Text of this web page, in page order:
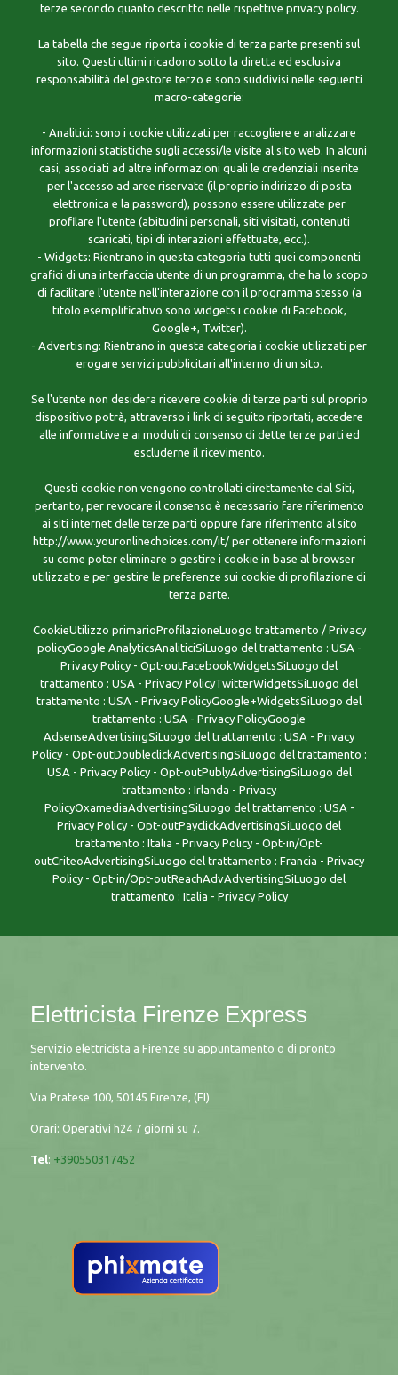
terze secondo quanto descritto nelle rispettive privacy policy.
La tabella che segue riporta i cookie di terza parte presenti sul
sito. Questi ultimi ricadono sotto la diretta ed esclusiva
responsabilità del gestore terzo e sono suddivisi nelle seguenti
macro-categorie:
- Analitici: sono i cookie utilizzati per raccogliere e analizzare
informazioni statistiche sugli accessi/le visite al sito web. In alcuni
casi, associati ad altre informazioni quali le credenziali inserite
per l'accesso ad aree riservate (il proprio indirizzo di posta
elettronica e la password), possono essere utilizzate per
profilare l'utente (abitudini personali, siti visitati, contenuti
scaricati, tipi di interazioni effettuate, ecc.).
- Widgets: Rientrano in questa categoria tutti quei componenti
grafici di una interfaccia utente di un programma, che ha lo scopo
di facilitare l'utente nell'interazione con il programma stesso (a
titolo esemplificativo sono widgets i cookie di Facebook,
Google+, Twitter).
- Advertising: Rientrano in questa categoria i cookie utilizzati per
erogare servizi pubblicitari all'interno di un sito.
Se l'utente non desidera ricevere cookie di terze parti sul proprio
dispositivo potrà, attraverso i link di seguito riportati, accedere
alle informative e ai moduli di consenso di dette terze parti ed
escluderne il ricevimento.
Questi cookie non vengono controllati direttamente dal Siti,
pertanto, per revocare il consenso è necessario fare riferimento
ai siti internet delle terze parti oppure fare riferimento al sito
http://www.youronlinechoices.com/it/ per ottenere informazioni
su come poter eliminare o gestire i cookie in base al browser
utilizzato e per gestire le preferenze sui cookie di profilazione di
terza parte.
CookieUtilizzo primarioProfilazioneLuogo trattamento / Privacy
policyGoogle AnalyticsAnaliticiSiLuogo del trattamento : USA -
Privacy Policy - Opt-outFacebookWidgetsSiLuogo del
trattamento : USA - Privacy PolicyTwitterWidgetsSiLuogo del
trattamento : USA - Privacy PolicyGoogle+WidgetsSiLuogo del
trattamento : USA - Privacy PolicyGoogle
AdsenseAdvertisingSiLuogo del trattamento : USA - Privacy
Policy - Opt-outDoubleclickAdvertisingSiLuogo del trattamento :
USA - Privacy Policy - Opt-outPublyAdvertisingSiLuogo del
trattamento : Irlanda - Privacy
PolicyOxamediaAdvertisingSiLuogo del trattamento : USA -
Privacy Policy - Opt-outPayclickAdvertisingSiLuogo del
trattamento : Italia - Privacy Policy - Opt-in/Opt-
outCriteoAdvertisingSiLuogo del trattamento : Francia - Privacy
Policy - Opt-in/Opt-outReachAdvAdvertisingSiLuogo del
trattamento : Italia - Privacy Policy
Elettricista Firenze Express
Servizio elettricista a Firenze su appuntamento o di pronto
intervento.
Via Pratese 100, 50145 Firenze, (FI)
Orari: Operativi h24 7 giorni su 7.
Tel: +390550317452